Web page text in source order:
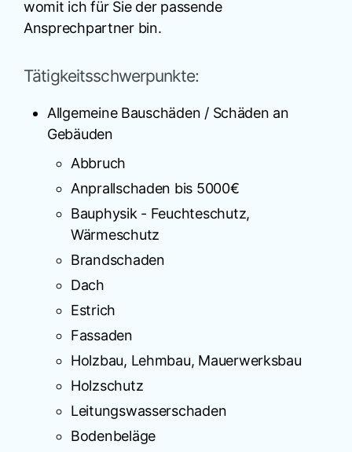
womit ich für Sie der passende
Ansprechpartner bin.
Tätigkeitsschwerpunkte:
Allgemeine Bauschäden / Schäden an
Gebäuden
Abbruch
Anprallschaden bis 5000€
Bauphysik - Feuchteschutz,
Wärmeschutz
Brandschaden
Dach
Estrich
Fassaden
Holzbau, Lehmbau, Mauerwerksbau
Holzschutz
Leitungswasserschaden
Bodenbeläge